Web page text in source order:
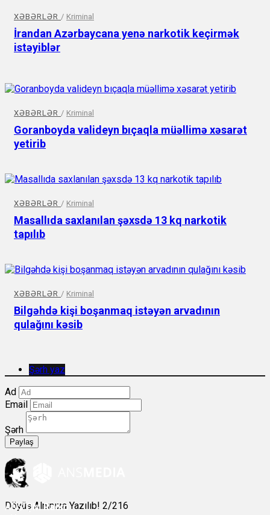
XƏBƏRLƏR / Kriminal
İrandan Azərbaycana yenə narkotik keçirmək
istəyiblər
XƏBƏRLƏR / Kriminal
Goranboyda valideyn bıçaqla müəllimə xəsarət
yetirib
XƏBƏRLƏR / Kriminal
Masallıda saxlanılan şəxsdə 13 kq narkotik
tapılıb
XƏBƏRLƏR / Kriminal
Bilgəhdə kişi boşanmaq istəyən arvadının
qulağını kəsib
Şərh yaz
Ad
Email
Şərh
Paylaş
Döyüş Alnınıza Yazılıb! 2/216
ANSÇM Radio